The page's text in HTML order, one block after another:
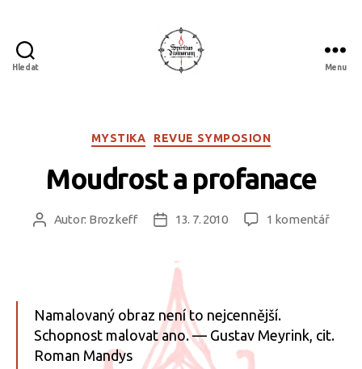
Hledat Menu
Rubriky
MYSTIKA REVUE SYMPOSION
Moudrost a profanace
AutorAutor: Brozkeff
Datum
13. 7. 2010 1 komentářu
Namalovaný obraz není to nejcennější.
Schopnost malovat ano. — Gustav Meyrink, cit.
Roman Mandys